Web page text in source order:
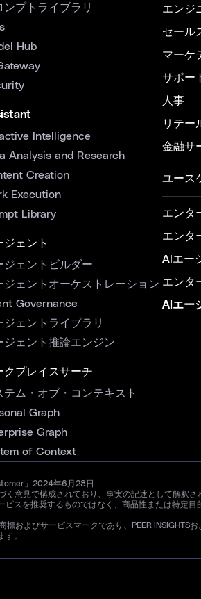
ンプトライブラリ
Hub
Intelligence
Analysis and Research
Creation
Execution
Library
ジェント
ジェントビルダー
ジェントオーケストレーション
Governance
ジェントライブラリ
ジェント推論エンジン
クプレイスサーチ
テム・オブ・コンテキスト
Graph
Graph
of Context
エンジ
セール
マーケ
サポー
人事
リテー
金融サ
ユース
エンタ
エンタ
AIエー
エンタ
AIエー
」2024年6月28日
意見で構成されており、事実の記述として解釈
スを推奨するものではなく、商品性または特定
およびサービスマークであり、PEER INSIGHTS
す。